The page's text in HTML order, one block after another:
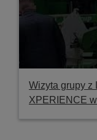
Wizyta grupy z
XPERIENCE